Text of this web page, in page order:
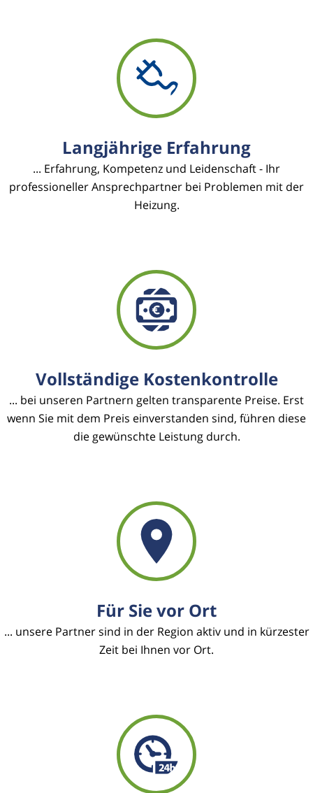
Langjährige Erfahrung
... Erfahrung, Kompetenz und Leidenschaft - Ihr
professioneller Ansprechpartner bei Problemen mit der
Heizung.
Vollständige Kostenkontrolle
... bei unseren Partnern gelten transparente Preise. Erst
wenn Sie mit dem Preis einverstanden sind, führen diese
die gewünschte Leistung durch.
Für Sie vor Ort
... unsere Partner sind in der Region aktiv und in kürzester
Zeit bei Ihnen vor Ort.